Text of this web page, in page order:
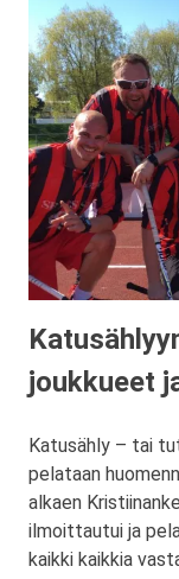
joukkueet
Katusähly – tai
pelataan
alkaen
ilmoittautui ja
kaikki kaikkia